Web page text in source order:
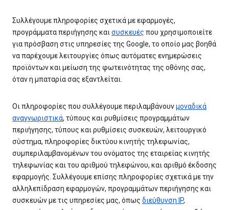
Συλλέγουμε πληροφορίες σχετικά με εφαρμογές,
προγράμματα περιήγησης καισυσκευές που χρησιμοποιείτε
για πρόσβαση στις υπηρεσίες της Google, το οποίο μας βοηθά
να παρέχουμε λειτουργίες όπως αυτόματες ενημερώσεις
προϊόντων και μείωση της φωτεινότητας της οθόνης σας,
όταν η μπαταρία σας εξαντλείται.
Οι πληροφορίες που συλλέγουμε περιλαμβάνουνμοναδικά
αναγνωριστικά, τύπους και ρυθμίσεις προγραμμάτων
περιήγησης, τύπους και ρυθμίσεις συσκευών, λειτουργικό
σύστημα, πληροφορίες δικτύου κινητής τηλεφωνίας,
συμπεριλαμβανομένων του ονόματος της εταιρείας κινητής
τηλεφωνίας και του αριθμού τηλεφώνου, και αριθμό έκδοσης
εφαρμογής. Συλλέγουμε επίσης πληροφορίες σχετικά με την
αλληλεπίδραση εφαρμογών, προγραμμάτων περιήγησης και
συσκευών με τις υπηρεσίες μας, όπως διεύθυνση IP,